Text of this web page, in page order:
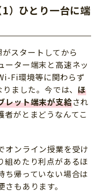
）ひとり一台に端
スタートしてから
ーター端末と高速ネッ
Fi環境等に関わらず
ました。今では、ほ
レット端末が支給され
者がとまどうなんてこ
オンライン授業を受け
組めたり利点があるほ
ち帰っていない場合は
もあります。